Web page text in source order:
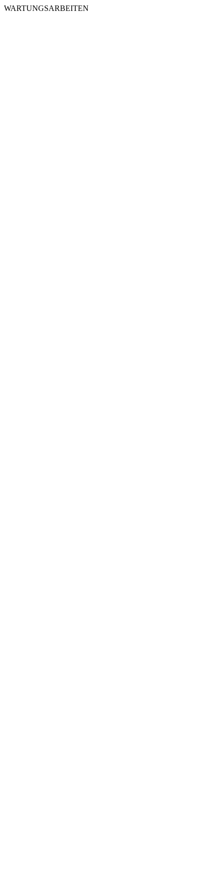
WARTUNGSARBEITEN